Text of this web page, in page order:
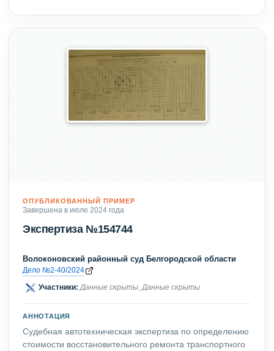
ОПУБЛИКОВАННЫЙ ПРИМЕР
Завершена в июле 2024 года
Экспертиза №154744
Волоконовский районный суд Белгородской области
Дело №2-40/2024
Участники: Данные скрыты,Данные скрыты
АННОТАЦИЯ
Судебная автотехническая экспертиза по определению
стоимости восстановительного ремонта транспортного